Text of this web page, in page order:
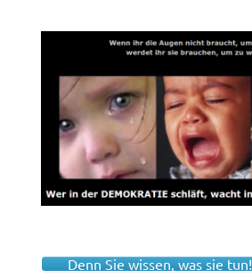
Denn Sie wissen, was sie tun!